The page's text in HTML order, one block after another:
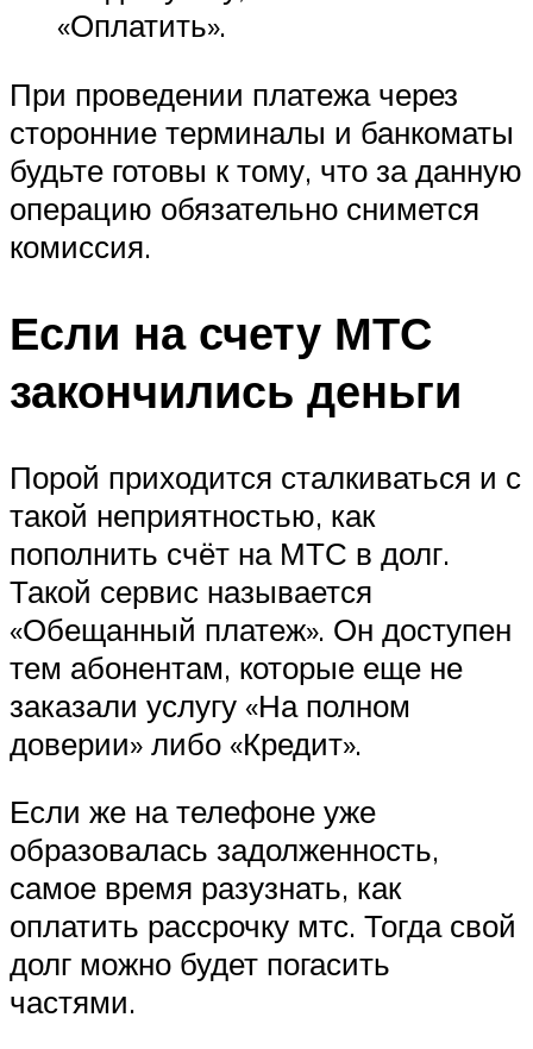
«Оплатить».
При проведении платежа через
сторонние терминалы и банкоматы
будьте готовы к тому, что за данную
операцию обязательно снимется
комиссия.
Если на счету МТС
закончились деньги
Порой приходится сталкиваться и с
такой неприятностью, как
пополнить счёт на МТС в долг.
Такой сервис называется
«Обещанный платеж». Он доступен
тем абонентам, которые еще не
заказали услугу «На полном
доверии» либо «Кредит».
Если же на телефоне уже
образовалась задолженность,
самое время разузнать, как
оплатить рассрочку мтс. Тогда свой
долг можно будет погасить
частями.